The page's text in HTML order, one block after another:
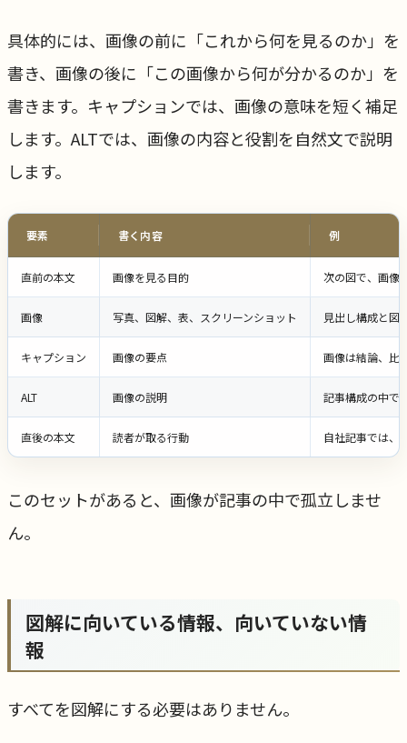
具体的には、画像の前に「これから何を見るのか」を
書き、画像の後に「この画像から何が分かるのか」を
書きます。キャプションでは、画像の意味を短く補足
します。ALTでは、画像の内容と役割を自然文で説明
します。
要素 書く内容 例
直前の本文 画像を見る目的 次の図で、画像
画像 写真、図解、表、スクリーンショット 見出し構成と図
キャプション 画像の要点 画像は結論、比
ALT 画像の説明 記事構成の中で
直後の本文 読者が取る行動 自社記事では、
このセットがあると、画像が記事の中で孤立しませ
ん。
図解に向いている情報、向いていない情
報
すべてを図解にする必要はありません。